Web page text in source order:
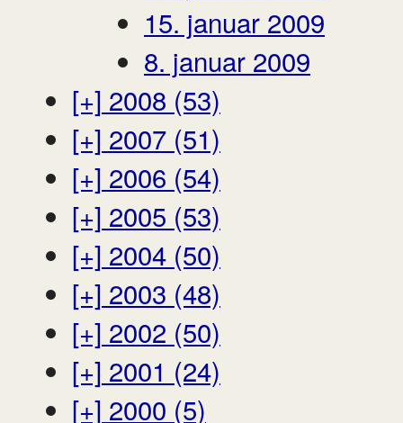
15. januar 2009
8. januar 2009
[+] 2008 (53)
[+] 2007 (51)
[+] 2006 (54)
[+] 2005 (53)
[+] 2004 (50)
[+] 2003 (48)
[+] 2002 (50)
[+] 2001 (24)
[+] 2000 (5)